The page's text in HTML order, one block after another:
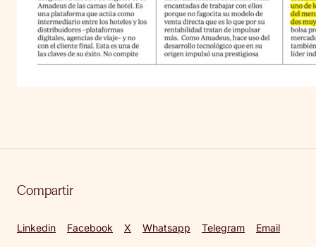
Compartir
Linkedin Facebook X Whatsapp Telegram Email